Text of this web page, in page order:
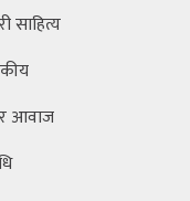
साहित्य
आवाज